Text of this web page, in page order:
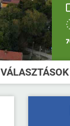
VÁLASZTÁSOK